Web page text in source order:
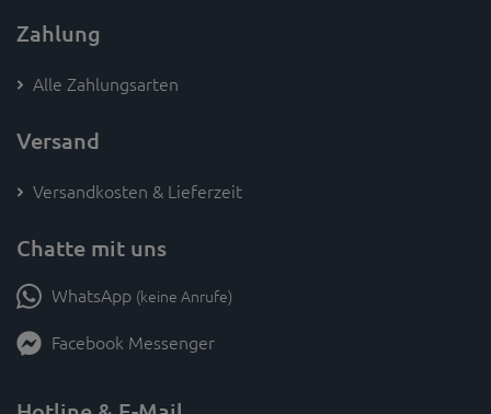
Zahlung
Alle Zahlungsarten
Versand
Versandkosten & Lieferzeit
Chatte mit uns
WhatsApp (keine Anrufe)
Facebook Messenger